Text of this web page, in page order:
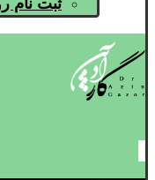
ثبت نام